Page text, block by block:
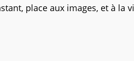
place aux images, et à la